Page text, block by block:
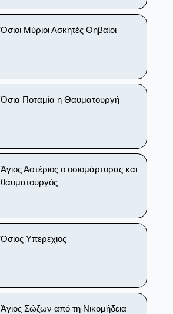
Όσιοι Μύριοι Ασκητές Θηβαίοι
Όσια Ποταμία η Θαυματουργή
Άγιος Αστέριος ο οσιομάρτυρας και
θαυματουργός
Όσιος Υπερέχιος
Άγιος Σώζων από τη Νικομήδεια